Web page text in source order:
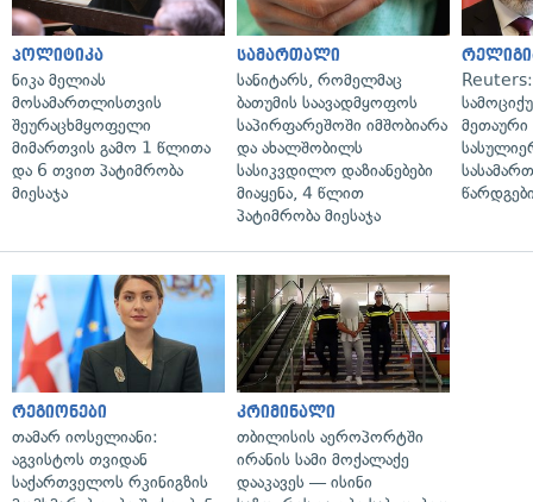
პოლიტიკა
ნიკა მელიას
მოსამართლისთვის
შეურაცხმყოფელი
მიმართვის გამო 1 წლითა
და 6 თვით პატიმრობა
მიესაჯა
სამართალი
სანიტარს, რომელმაც
ბათუმის საავადმყოფოს
საპირფარეშოში იმშობიარა
და ახალშობილს
სასიკვდილო დაზიანებები
მიაყენა, 4 წლით
პატიმრობა მიესაჯა
მეთაური
რეგიონები
თამარ იოსელიანი:
აგვისტოს თვიდან
საქართველოს რკინიგზის
კრიმინალი
თბილისის აეროპორტში
ირანის სამი მოქალაქე
დააკავეს — ისინი